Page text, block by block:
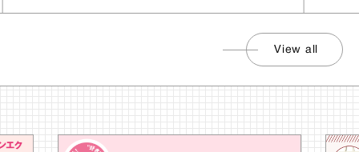
View all